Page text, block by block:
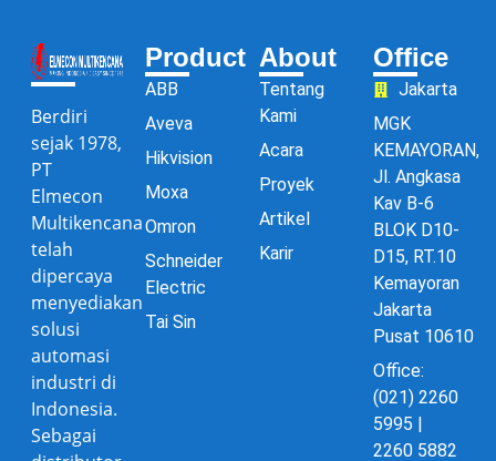
Berdiri
sejak 1978,
PT
Elmecon
Multikencana
telah
dipercaya
menyediakan
solusi
automasi
industri di
Indonesia.
Sebagai
Product
ABB
Aveva
Hikvision
Moxa
Omron
Schneider
Electric
Tai Sin
About
Tentang
Kami
Acara
Proyek
Artikel
Karir
Office
Jakarta
MGK
KEMAYORAN,
Jl. Angkasa
Kav B-6
BLOK D10-
D15, RT.10
Kemayoran
Jakarta
Pusat 10610
Office:
(021) 2260
5995 |
2260 5882